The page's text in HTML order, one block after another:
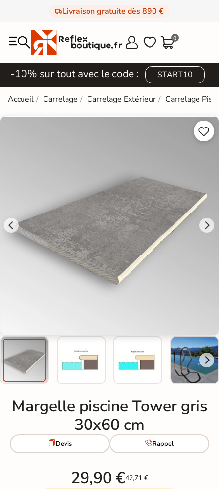
Livraison gratuite dès 890 €
  0
-10% sur tout avec le code : START10
Accueil Carrelage Carrelage Extérieur Carrelage


Margelle piscine Tower gris
30x60 cm
Devis Rappel
29,90 €42,71 €